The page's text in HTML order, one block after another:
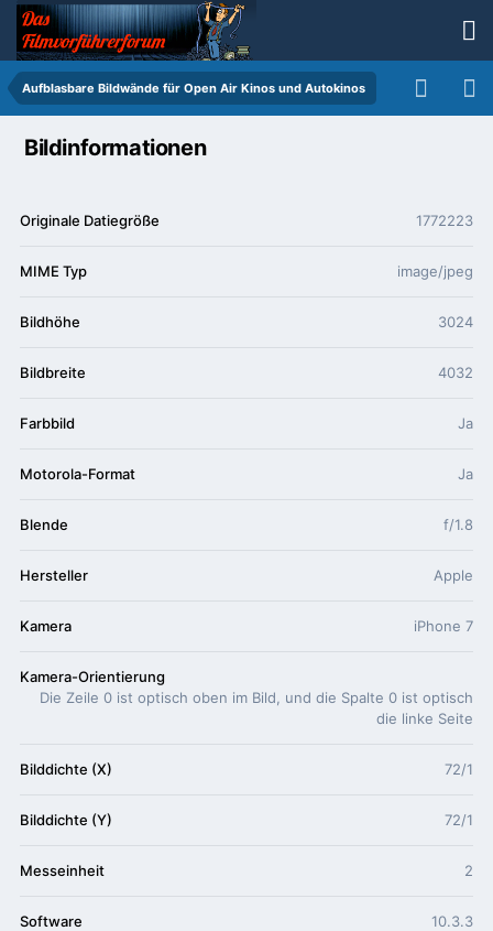
Aufblasbare Bildwände für Open Air Kinos und Autokinos
Bildinformationen
Originale Datiegröße 1772223
MIME Typ image/jpeg
Bildhöhe 3024
Bildbreite 4032
Farbbild Ja
Motorola-Format Ja
Blende f/1.8
Hersteller Apple
Kamera iPhone 7
Kamera-Orientierung
Die Zeile 0 ist optisch oben im Bild, und die Spalte 0 ist optisch
die linke Seite
Bilddichte (X) 72/1
Bilddichte (Y) 72/1
Messeinheit 2
Software 10.3.3